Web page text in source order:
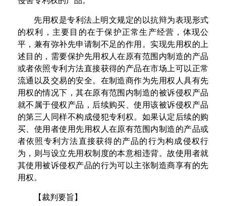
先用权是专利法上明文规定的以抗辩为表现形式
的权利，主要目的在于保护正常生产经营，体现公
平，兼有弥补先申请制不足的作用。实现先用权的上
述目的，需要保护先用权人在原有范围内制造的产品
或者依照专利方法直接获得的产品在市场上可以正常
流通以及交易的安全。在制造商作为先用权人具有先
用权的情况下，其在原有范围内制造的被诉侵权产品
就不属于侵权产品，后续购买、使用该被诉侵权产品
的第三人同样不构成侵犯专利权。如果认定后续的购
买、使用者使用先用权人在原有范围内制造的产品或
者依照专利方法直接获得的产品的行为构成侵权行
为，则与设立先用权制度的本意相违背。故使用者就
其使用被诉侵权产品的行为可以主张制造商享有的先
用权。
【裁判要旨 】